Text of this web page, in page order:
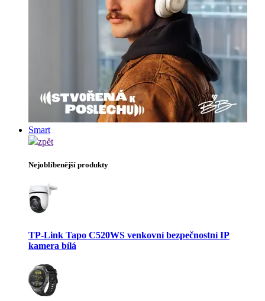
Smart
zpět
Nejoblíbenější produkty
TP-Link Tapo C520WS venkovní bezpečnostní IP
kamera bílá